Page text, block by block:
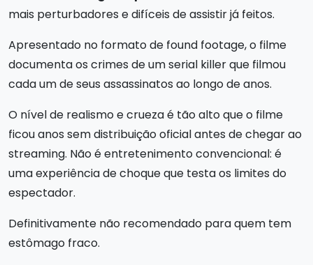
mais perturbadores e difíceis de assistir já feitos.
Apresentado no formato de found footage, o filme
documenta os crimes de um serial killer que filmou
cada um de seus assassinatos ao longo de anos.
O nível de realismo e crueza é tão alto que o filme
ficou anos sem distribuição oficial antes de chegar ao
streaming. Não é entretenimento convencional: é
uma experiência de choque que testa os limites do
espectador.
Definitivamente não recomendado para quem tem
estômago fraco.